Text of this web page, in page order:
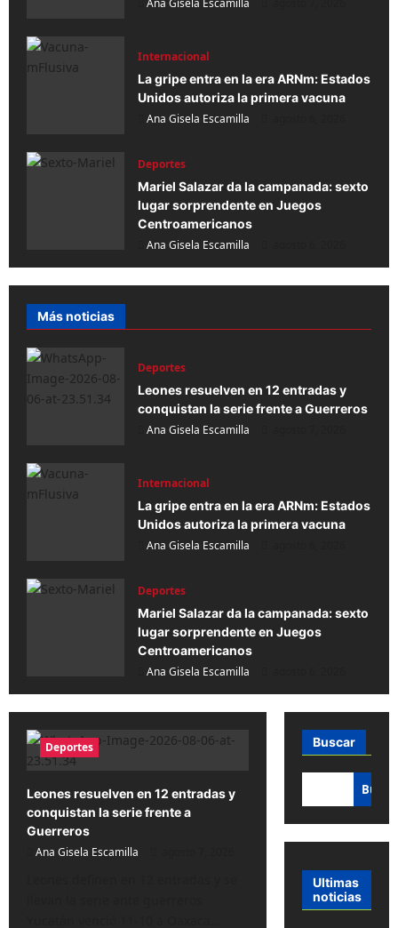
Internacional
La gripe entra en la era ARNm: Estados
Unidos autoriza la primera vacuna
Ana Gisela Escamilla
Deportes
Mariel Salazar da la campanada: sexto
lugar sorprendente en Juegos
Centroamericanos
Ana Gisela Escamilla
Más noticias
Deportes
Leones resuelven en 12 entradas y
conquistan la serie frente a Guerreros
Ana Gisela Escamilla
Internacional
La gripe entra en la era ARNm: Estados
Unidos autoriza la primera vacuna
Ana Gisela Escamilla
Deportes
Mariel Salazar da la campanada: sexto
lugar sorprendente en Juegos
Centroamericanos
Ana Gisela Escamilla
Deportes
Leones resuelven en 12 entradas y
conquistan la serie frente a
Guerreros
Ana Gisela Escamilla
Buscar
Ultimas
noticias